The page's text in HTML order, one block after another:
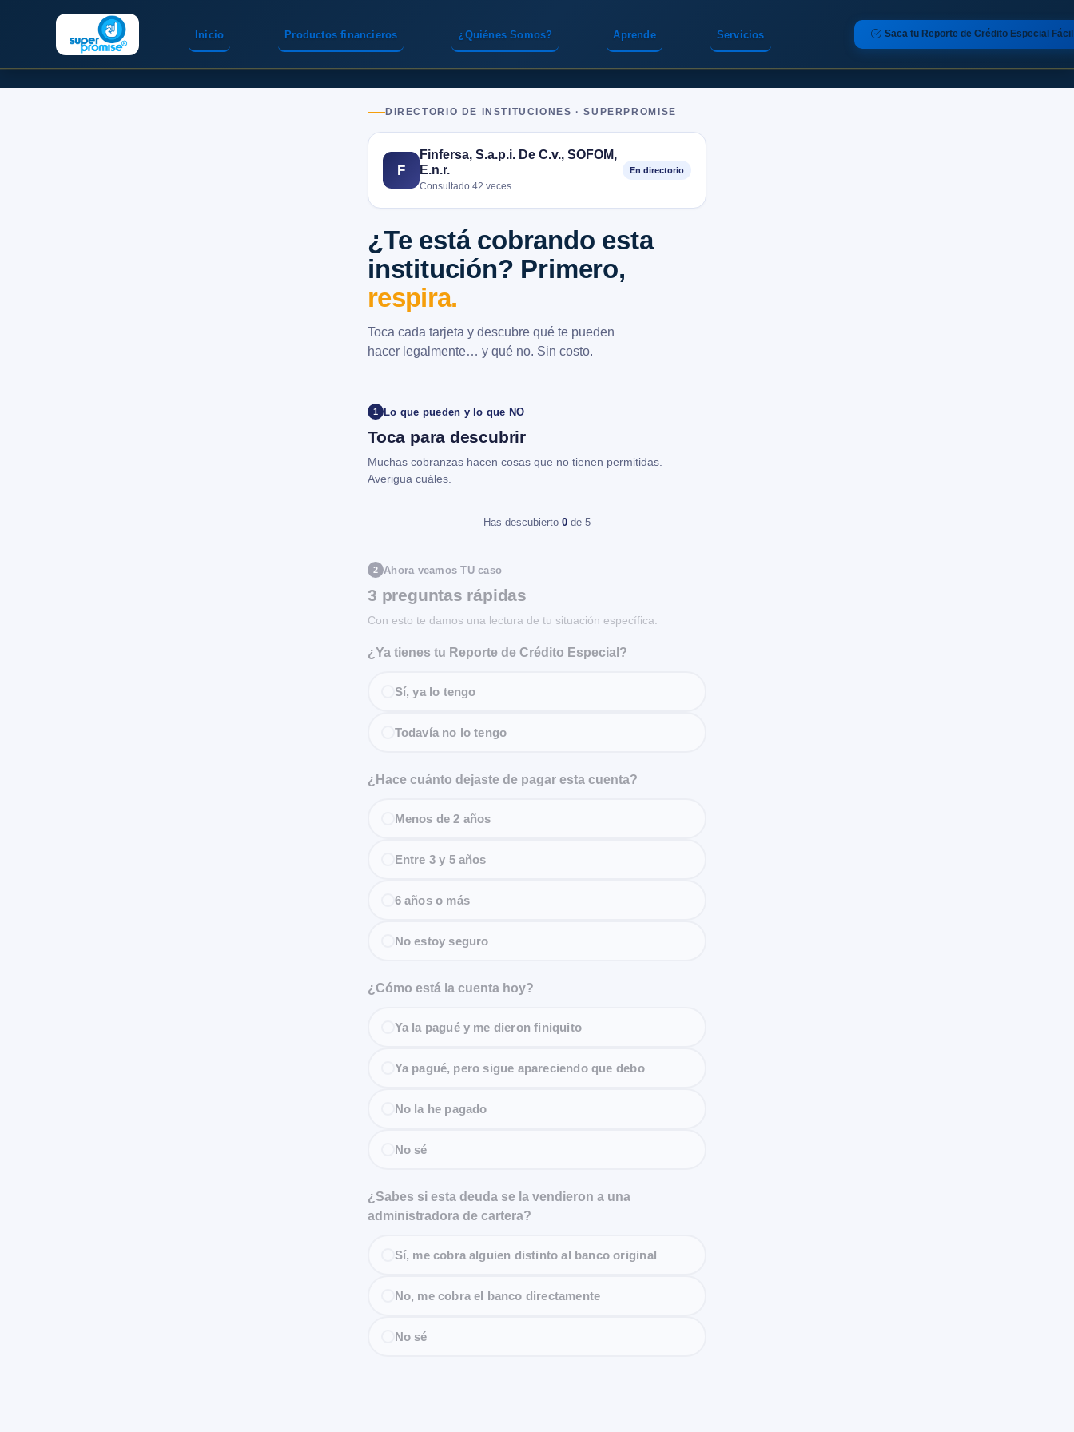
Inicio Servicios
Productos financieros ¿Quiénes Somos? Aprende Saca tu Reporte de Crédito Especial Fácil
DIRECTORIO DE INSTITUCIONES · SUPERPROMISE
F
Finfersa, S.a.p.i. De C.v., SOFOM,
E.n.r.
Consultado 42 veces
En directorio
¿Te está cobrando esta
institución? Primero,
respira.
Toca cada tarjeta y descubre qué te pueden
hacer legalmente… y qué no. Sin costo.
1 Lo que pueden y lo que NO
Toca para descubrir
Muchas cobranzas hacen cosas que no tienen permitidas.
Averigua cuáles.
Has descubierto 0 de 5
2 Ahora veamos TU caso
3 preguntas rápidas
Con esto te damos una lectura de tu situación específica.
¿Ya tienes tu Reporte de Crédito Especial?
Sí, ya lo tengo
Todavía no lo tengo
¿Hace cuánto dejaste de pagar esta cuenta?
Menos de 2 años
Entre 3 y 5 años
6 años o más
No estoy seguro
¿Cómo está la cuenta hoy?
Ya la pagué y me dieron finiquito
Ya pagué, pero sigue apareciendo que debo
No la he pagado
No sé
¿Sabes si esta deuda se la vendieron a una
administradora de cartera?
Sí, me cobra alguien distinto al banco original
No, me cobra el banco directamente
No sé